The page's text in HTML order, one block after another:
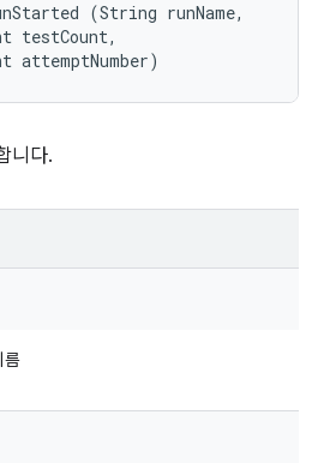
(String runName,
testCount,
attemptNumber)
니다.
름